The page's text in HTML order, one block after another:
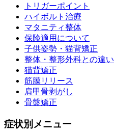
トリガーポイント
ハイボルト治療
マタニティ整体
保険適用について
子供姿勢・猫背矯正
整体・整形外科との違い
猫背矯正
筋膜リリース
肩甲骨剥がし
骨盤矯正
症状別メニュー